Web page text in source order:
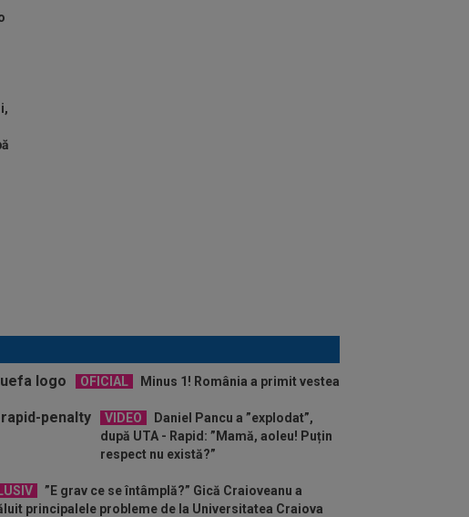
OFICIAL Minus 1! România a primit vestea
VIDEO
Daniel Pancu a ”explodat”,
după UTA - Rapid: ”Mamă, aoleu! Puțin
respect nu există?”
”E grav ce se întâmplă?” Gică Craioveanu a
principalele probleme de la Universitatea Craiova